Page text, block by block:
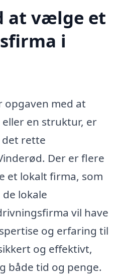
at vælge et
i
opgaven med at
en struktur, er
rette
Der er flere
et lokalt firma, som
lokale
vil have
og erfaring til
og effektivt,
både tid og penge.